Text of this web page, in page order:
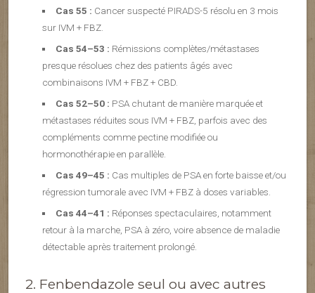
Cas 55 : Cancer suspecté PIRADS-5 résolu en 3 mois
sur IVM + FBZ.
Cas 54–53 : Rémissions complètes/métastases
presque résolues chez des patients âgés avec
combinaisons IVM + FBZ + CBD.
Cas 52–50 : PSA chutant de manière marquée et
métastases réduites sous IVM + FBZ, parfois avec des
compléments comme pectine modifiée ou
hormonothérapie en parallèle.
Cas 49–45 : Cas multiples de PSA en forte baisse et/ou
régression tumorale avec IVM + FBZ à doses variables.
Cas 44–41 : Réponses spectaculaires, notamment
retour à la marche, PSA à zéro, voire absence de maladie
détectable après traitement prolongé.
2. Fenbendazole seul ou avec autres